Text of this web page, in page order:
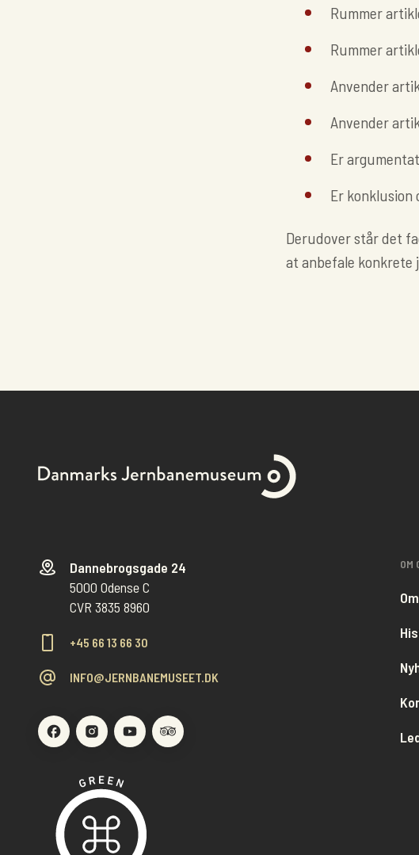
Rummer
Rummer
Anvender
Anvender
Er
Er
Derudover står det
at anbefale
Dannebrogsgade 24
5000 Odense C
CVR 3835 8960
+45 66 13 66 30
INFO@JERNBANEMUSEET.DK
OM